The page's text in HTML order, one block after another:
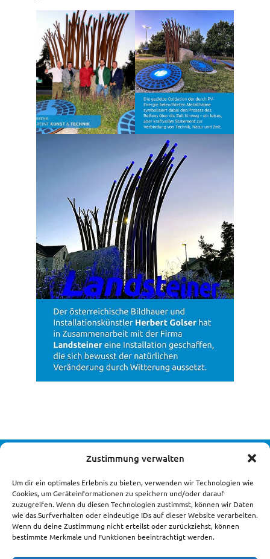
Zustimmung verwalten
Um dir ein optimales Erlebnis zu bieten, verwenden wir Technologien wie
Cookies, um Geräteinformationen zu speichern und/oder darauf
zuzugreifen. Wenn du diesen Technologien zustimmst, können wir Daten
wie das Surfverhalten oder eindeutige IDs auf dieser Website verarbeiten.
Wenn du deine Zustimmung nicht erteilst oder zurückziehst, können
bestimmte Merkmale und Funktionen beeinträchtigt werden.